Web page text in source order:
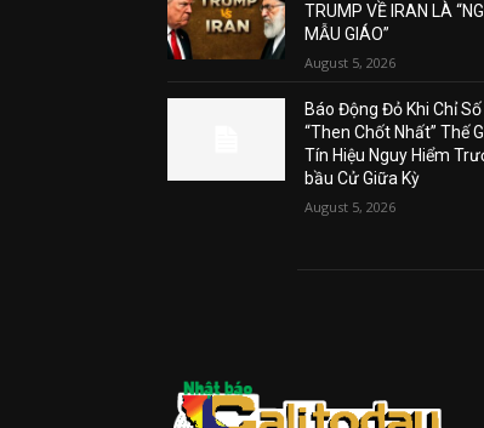
TRUMP VỀ IRAN LÀ
MẪU GIÁO”
August 5, 2026
Báo Động Đỏ Khi Chỉ
“Then Chốt Nhất” Thế
Tín Hiệu Nguy Hiểm
bầu Cử Giữa Kỳ
August 5, 2026